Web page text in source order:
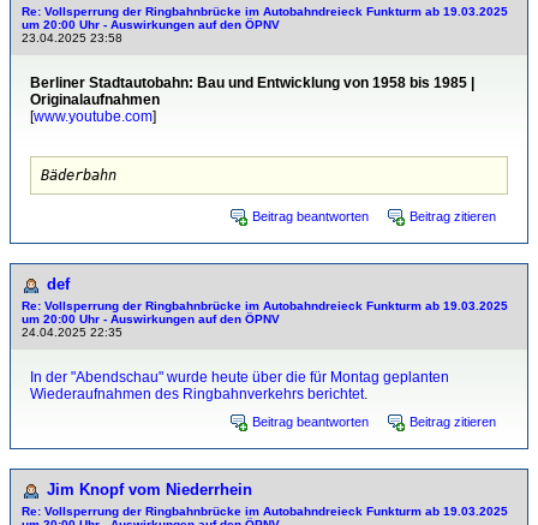
Re: Vollsperrung der Ringbahnbrücke im Autobahndreieck Funkturm ab 19.03.2025
um 20:00 Uhr - Auswirkungen auf den ÖPNV
23.04.2025 23:58
Berliner Stadtautobahn: Bau und Entwicklung von 1958 bis 1985 |
Originalaufnahmen
[www.youtube.com]
Bäderbahn
Beitrag beantworten Beitrag zitieren
def
Re: Vollsperrung der Ringbahnbrücke im Autobahndreieck Funkturm ab 19.03.2025
um 20:00 Uhr - Auswirkungen auf den ÖPNV
24.04.2025 22:35
In der "Abendschau" wurde heute über die für Montag geplanten
Wiederaufnahmen des Ringbahnverkehrs berichtet.
Beitrag beantworten Beitrag zitieren
Jim Knopf vom Niederrhein
Re: Vollsperrung der Ringbahnbrücke im Autobahndreieck Funkturm ab 19.03.2025